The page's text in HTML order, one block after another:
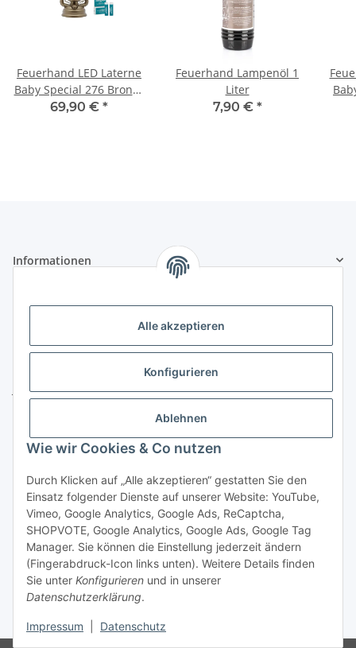
Alle akzeptieren
Konfigurieren
Ablehnen
Wie wir Cookies & Co nutzen
Durch Klicken auf „Alle akzeptieren“ gestatten Sie den
Einsatz folgender Dienste auf unserer Website: YouTube,
Vimeo, Google Analytics, Google Ads, ReCaptcha,
SHOPVOTE, Google Analytics, Google Ads, Google Tag
Manager. Sie können die Einstellung jederzeit ändern
(Fingerabdruck-Icon links unten). Weitere Details finden
Sie unter Konfigurieren und in unserer
Datenschutzerklärung.
Impressum Datenschutz
Feuerhand LED Laterne
Baby Special 276 Bronze
inkl. Akku
69,90 € *
Feuerhand Lampenöl 1
Liter
7,90 € *
Informationen
Gesetzliche Informationen
Kontakt
Janßen Mediterrane Baustoffe
u. Handels GmbH
Telefon:04451 - 8055701
E-Mail: info@zeltler.de
Zahlungsoptionen
Widerrufsbutton
* Alle Preise inkl. gesetzlicher USt., zzgl.